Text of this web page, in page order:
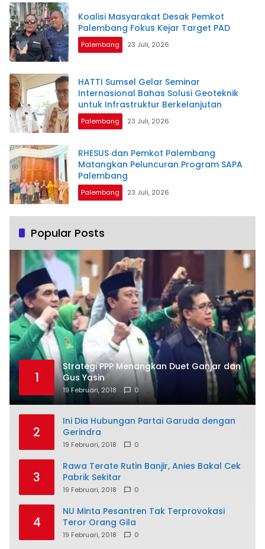
Koalisi Masyarakat Desak Pemkot
Palembang Fokus Kejar Target PAD
Palembang 23 Juli, 2026
HATTI Sumsel Gelar Seminar
Internasional Bahas Solusi Geoteknik
untuk Infrastruktur Berkelanjutan
Palembang 23 Juli, 2026
RHESUS dan Pemkot Palembang
Matangkan Peluncuran Program SAPA
Palembang
Palembang 23 Juli, 2026
Popular Posts
1
Strategi PPP Menangkan Duet Ganjar dan
Gus Yasin
19 Februari, 2018 0
2
Ini Dia Hubungan Partai Garuda dengan
Gerindra
19 Februari, 2018 0
3
Rawa Terate Rutin Banjir, Anies Bakal Cek
Pabrik Sekitar
19 Februari, 2018 0
4
NU Minta Pesantren Tak Terprovokasi
Teror Orang Gila
19 Februari, 2018 0